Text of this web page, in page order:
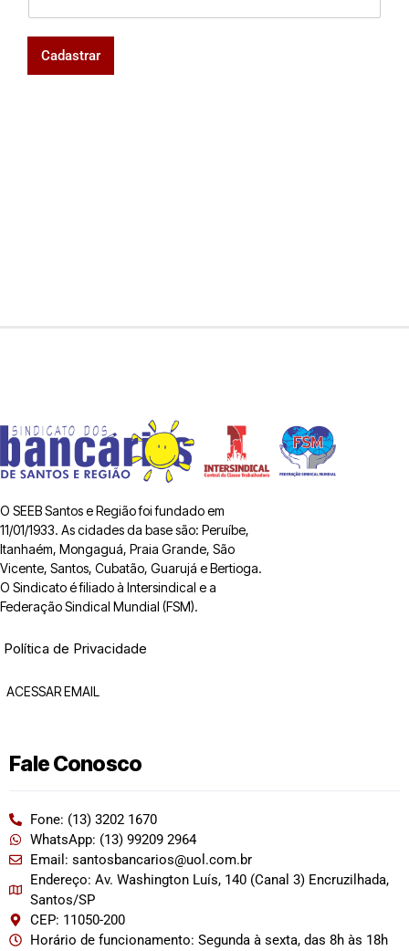
Cadastrar
O SEEB Santos e Região foi fundado em
11/01/1933. As cidades da base são: Peruíbe,
Itanhaém, Mongaguá, Praia Grande, São
Vicente, Santos, Cubatão, Guarujá e Bertioga.
O Sindicato é filiado à Intersindical e a
Federação Sindical Mundial (FSM).
Política de Privacidade
ACESSAR EMAIL
Fale Conosco
Fone: (13) 3202 1670
WhatsApp: (13) 99209 2964
Email: santosbancarios@uol.com.br
Endereço: Av. Washington Luís, 140 (Canal 3) Encruzilhada,
Santos/SP
CEP: 11050-200
Horário de funcionamento: Segunda à sexta, das 8h às 18h